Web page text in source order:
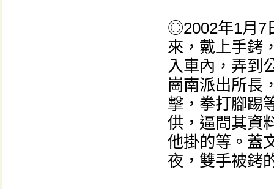
◎2002年1月7
來，戴上手銬
入車內，弄到
崗南派出所長
擊，拳打腳踢
供，逼問其資
他掛的等。蓋
夜，雙手被銬